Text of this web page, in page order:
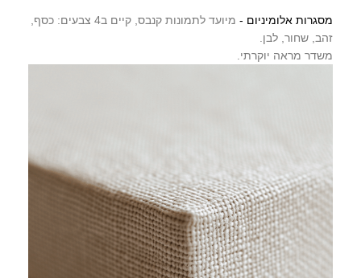
מסגרות אלומיניום -
מיועד לתמונות קנבס, קיים ב4 צבעים: כסף,
זהב, שחור, לבן.
משדר מראה יוקרתי.